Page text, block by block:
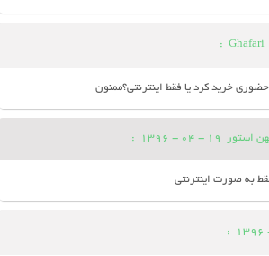
Ghafari
:
خرید کرد یا فقط اینترنتی؟ممنون
استور 19 - 04 - 1396
:
به صورت اینترنتی
: